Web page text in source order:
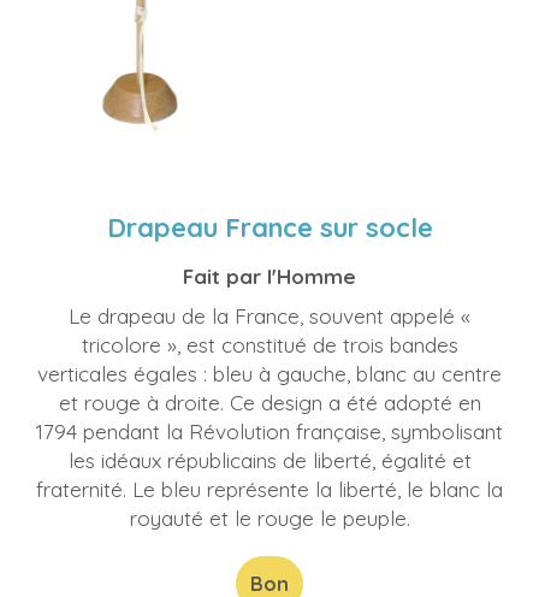
Drapeau France sur socle
Fait par l'Homme
Le drapeau de la France, souvent appelé «
tricolore », est constitué de trois bandes
verticales égales : bleu à gauche, blanc au centre
et rouge à droite. Ce design a été adopté en
1794 pendant la Révolution française, symbolisant
les idéaux républicains de liberté, égalité et
fraternité. Le bleu représente la liberté, le blanc la
royauté et le rouge le peuple.
Bon